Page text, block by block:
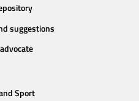
suggestions
Sport